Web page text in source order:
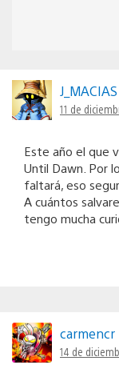
J_MACIAS
11 de
Este año el que
Until Dawn. Por
faltará, eso
A cuántos
tengo mucha
carmencr
14 de